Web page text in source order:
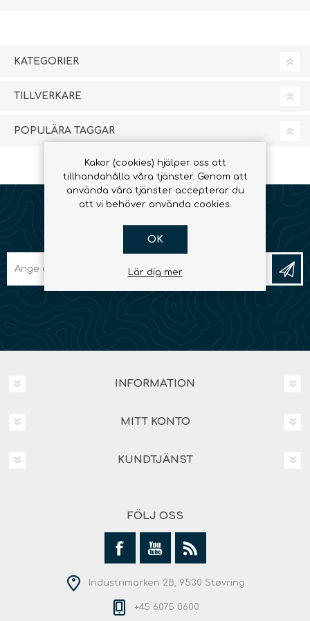
KATEGORIER
TILLVERKARE
POPULÄRA TAGGAR
NYHETSBREV
INFORMATION
MITT KONTO
KUNDTJÄNST
FÖLJ OSS
Industrimarken 2B, 9530 Støvring
+45 6075 0600
Kakor (cookies) hjälper oss att
tillhandahålla våra tjänster. Genom att
använda våra tjänster accepterar du
att vi behöver använda cookies.
OK
Lär dig mer